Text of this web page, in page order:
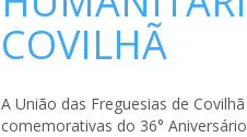
COVILHÃ
A União das Freguesias de
comemorativas do 36°